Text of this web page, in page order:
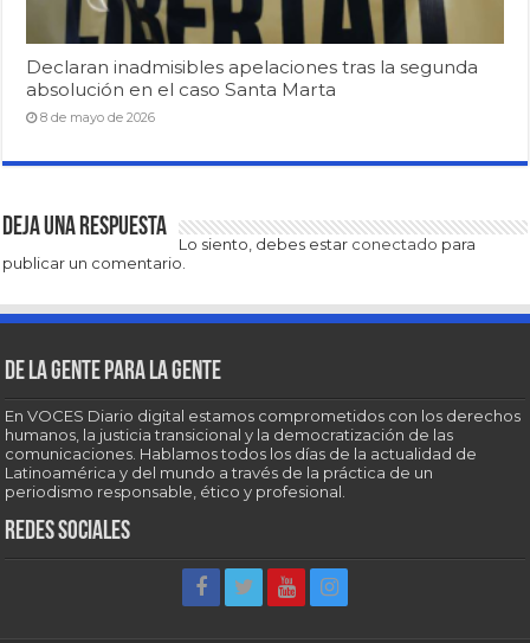
Declaran inadmisibles apelaciones tras la segunda
absolución en el caso Santa Marta
8 de mayo de 2026
Deja una respuesta
Lo siento, debes estar conectado para
publicar un comentario.
De la gente para la gente
En VOCES Diario digital estamos comprometidos con los derechos
humanos, la justicia transicional y la democratización de las
comunicaciones. Hablamos todos los días de la actualidad de
Latinoamérica y del mundo a través de la práctica de un
periodismo responsable, ético y profesional.
Redes sociales